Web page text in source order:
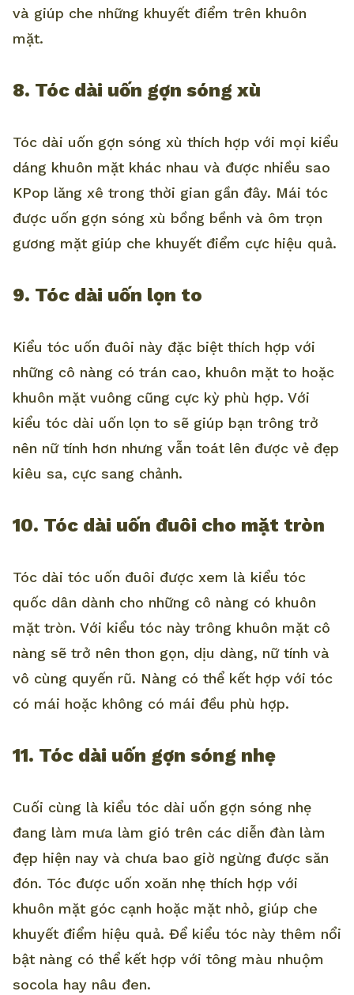
và giúp che những khuyết điểm trên khuôn
mặt.
8. Tóc dài uốn gợn sóng xù
Tóc dài uốn gợn sóng xù thích hợp với mọi kiểu
dáng khuôn mặt khác nhau và được nhiều sao
KPop lăng xê trong thời gian gần đây. Mái tóc
được uốn gợn sóng xù bồng bềnh và ôm trọn
gương mặt giúp che khuyết điểm cực hiệu quả.
9. Tóc dài uốn lọn to
Kiểu tóc uốn đuôi này đặc biệt thích hợp với
những cô nàng có trán cao, khuôn mặt to hoặc
khuôn mặt vuông cũng cực kỳ phù hợp. Với
kiểu tóc dài uốn lọn to sẽ giúp bạn trông trở
nên nữ tính hơn nhưng vẫn toát lên được vẻ đẹp
kiêu sa, cực sang chảnh.
10. Tóc dài uốn đuôi cho mặt tròn
Tóc dài tóc uốn đuôi được xem là kiểu tóc
quốc dân dành cho những cô nàng có khuôn
mặt tròn. Với kiểu tóc này trông khuôn mặt cô
nàng sẽ trở nên thon gọn, dịu dàng, nữ tính và
vô cùng quyến rũ. Nàng có thể kết hợp với tóc
có mái hoặc không có mái đều phù hợp.
11. Tóc dài uốn gợn sóng nhẹ
Cuối cùng là kiểu tóc dài uốn gợn sóng nhẹ
đang làm mưa làm gió trên các diễn đàn làm
đẹp hiện nay và chưa bao giờ ngừng được săn
đón. Tóc được uốn xoăn nhẹ thích hợp với
khuôn mặt góc cạnh hoặc mặt nhỏ, giúp che
khuyết điểm hiệu quả. Để kiểu tóc này thêm nổi
bật nàng có thể kết hợp với tông màu nhuộm
socola hay nâu đen.